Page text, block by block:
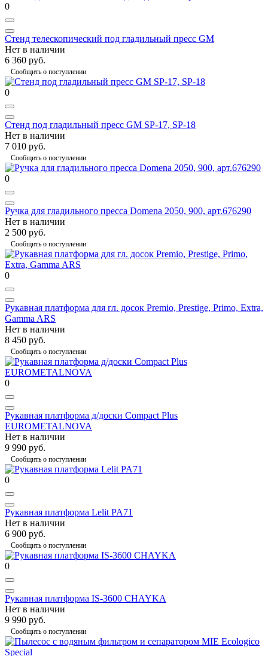
0
Стенд телескопический под гладильный пресс GM
Нет в наличии
6 360 руб.
Сообщить о поступлении
0
Стенд под гладильный пресс GM SP-17, SP-18
Нет в наличии
7 010 руб.
Сообщить о поступлении
0
Ручка для гладильного пресса Domena 2050, 900, арт.676290
Нет в наличии
2 500 руб.
Сообщить о поступлении
0
Рукавная платформа для гл. досок Premio, Prestige, Primo, Extra,
Gamma ARS
Нет в наличии
8 450 руб.
Сообщить о поступлении
0
Рукавная платформа д/доски Compact Plus
EUROMETALNOVA
Нет в наличии
9 990 руб.
Сообщить о поступлении
0
Рукавная платформа Lelit PA71
Нет в наличии
6 900 руб.
Сообщить о поступлении
0
Рукавная платформа IS-3600 CHAYKA
Нет в наличии
9 990 руб.
Сообщить о поступлении